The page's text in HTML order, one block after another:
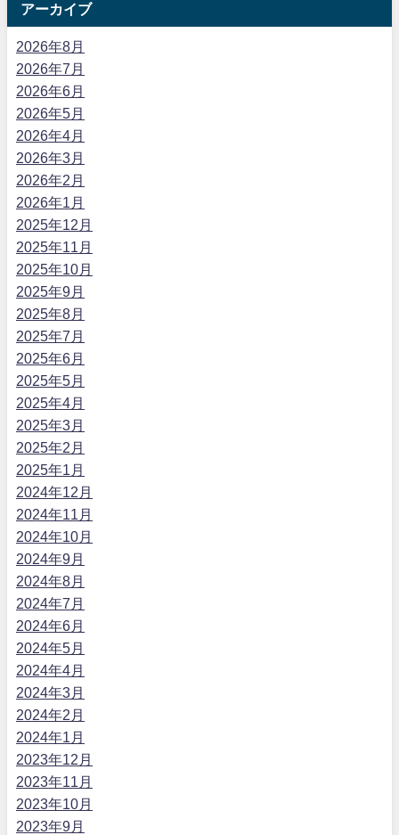
アーカイブ
2026年8月
2026年7月
2026年6月
2026年5月
2026年4月
2026年3月
2026年2月
2026年1月
2025年12月
2025年11月
2025年10月
2025年9月
2025年8月
2025年7月
2025年6月
2025年5月
2025年4月
2025年3月
2025年2月
2025年1月
2024年12月
2024年11月
2024年10月
2024年9月
2024年8月
2024年7月
2024年6月
2024年5月
2024年4月
2024年3月
2024年2月
2024年1月
2023年12月
2023年11月
2023年10月
2023年9月